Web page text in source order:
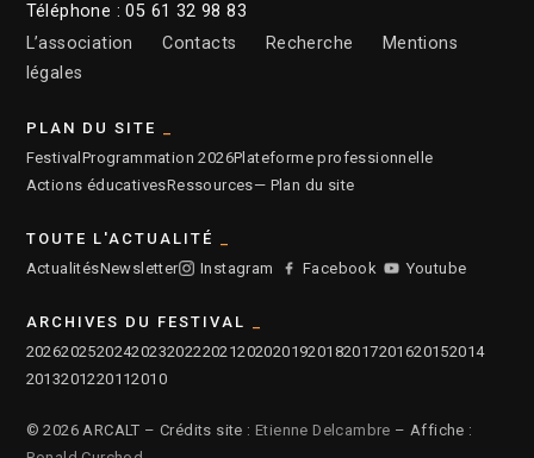
Téléphone : 05 61 32 98 83
L’association
Contacts Recherche
Mentions
légales
PLAN DU SITE
Festival Programmation 2026Plateforme professionnelle
Actions éducativesRessources— Plan du site
TOUTE L'ACTUALITÉ
ActualitésNewsletter Instagram Facebook Youtube
ARCHIVES DU FESTIVAL
2026202520242023202220212020201920182017201620152014
2013201220112010
© 2026 ARCALT – Crédits site : Etienne Delcambre – Affiche :